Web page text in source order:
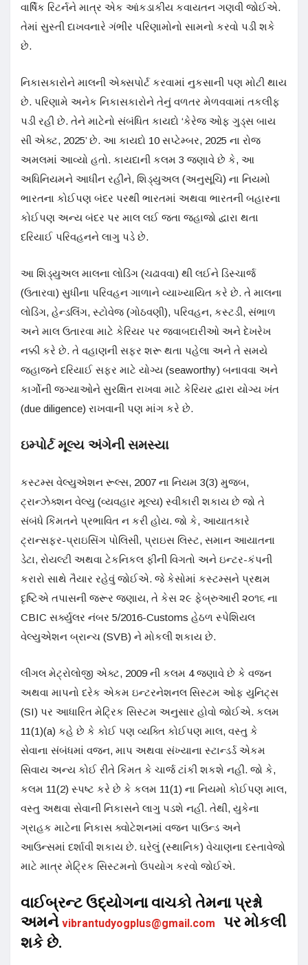
વાર્ષિક રિટર્નને માત્ર એક આંકડાકીય કવાયતન ગણવી જોઈએ.
તેમાં સુસ્તી દાખવનારે ગંભીર પરિણામોનો સામનો કરવો પડી શકે
છે.
નિકાસકારોને માલની એક્સપોર્ટ કરવામાં નુકસાની પણ મોટી થાય
છે. પરિણામે અનેક નિકાસકારોને તેનું વળતર મેળવવામાં તકલીફ
પડી રહી છે. તેને માટેનો સંબંધિત કાયદો ‘કેરેજ ઓફ ગુડ્સ બાય
સી એક્ટ, 2025’ છે. આ કાયદો 10 સપ્ટેમ્બર, 2025 ના રોજ
અમલમાં આવ્યો હતો. કાયદાની કલમ 3 જણાવે છે કે, આ
અધિનિયમને આધીન રહીને, શિડ્યુઅલ (અનુસૂચિ) ના નિયમો
ભારતના કોઈપણ બંદર પરથી ભારતમાં અથવા ભારતની બહારના
કોઈપણ અન્ય બંદર પર માલ લઈ જતા જહાજો દ્વારા થતા
દરિયાઈ પરિવહનને લાગુ પડે છે.
આ શિડ્યુઅલ માલના લોડિંગ (ચઢાવવા) થી લઈને ડિસ્ચાર્જ
(ઉતારવા) સુધીના પરિવહન ગાળાને વ્યાખ્યાયિત કરે છે. તે માલના
લોડિંગ, હેન્ડલિંગ, સ્ટોવેજ (ગોઠવણી), પરિવહન, કસ્ટડી, સંભાળ
અને માલ ઉતારવા માટે કેરિયર પર જવાબદારીઓ અને દેખરેખ
નક્કી કરે છે. તે વહાણની સફર શરૂ થતા પહેલા અને તે સમયે
જહાજને દરિયાઈ સફર માટે યોગ્ય (seaworthy) બનાવવા અને
કાર્ગોની જગ્યાઓને સુરક્ષિત રાખવા માટે કેરિયર દ્વારા યોગ્ય ખંત
(due diligence) રાખવાની પણ માંગ કરે છે.
ઇમ્પોર્ટ મૂલ્ય અંગેની સમસ્યા
કસ્ટમ્સ વેલ્યુએશન રૂલ્સ, 2007 ના નિયમ 3(3) મુજબ,
ટ્રાન્ઝેક્શન વેલ્યુ (વ્યવહાર મૂલ્ય) સ્વીકારી શકાય છે જો તે
સંબંધે કિંમતને પ્રભાવિત ન કરી હોય. જો કે, આયાતકારે
ટ્રાન્સફર-પ્રાઇસિંગ પોલિસી, પ્રાઇસ લિસ્ટ, સમાન આયાતના
ડેટા, રોયલ્ટી અથવા ટેકનિકલ ફીની વિગતો અને ઇન્ટર-કંપની
કરારો સાથે તૈયાર રહેવું જોઈએ. જે કેસોમાં કસ્ટમ્સને પ્રથમ
દૃષ્ટિએ તપાસની જરૂર જણાય, તે કેસ ૨૯ ફેબ્રુઆરી ૨૦૧૬ ના
CBIC સર્ક્યુલર નંબર 5/2016-Customs હેઠળ સ્પેશિયલ
વેલ્યુએશન બ્રાન્ચ (SVB) ને મોકલી શકાય છે.
લીગલ મેટ્રોલોજી એક્ટ, 2009 ની કલમ 4 જણાવે છે કે વજન
અથવા માપનો દરેક એકમ ઇન્ટરનેશનલ સિસ્ટમ ઓફ યુનિટ્સ
(SI) પર આધારિત મેટ્રિક સિસ્ટમ અનુસાર હોવો જોઈએ. કલમ
11(1)(a) કહે છે કે કોઈ પણ વ્યક્તિ કોઈપણ માલ, વસ્તુ કે
સેવાના સંબંધમાં વજન, માપ અથવા સંખ્યાના સ્ટાન્ડર્ડ એકમ
સિવાય અન્ય કોઈ રીતે કિંમત કે ચાર્જ ટાંકી શકશે નહીં. જો કે,
કલમ 11(2) સ્પષ્ટ કરે છે કે કલમ 11(1) ના નિયમો કોઈપણ માલ,
વસ્તુ અથવા સેવાની નિકાસને લાગુ પડશે નહીં. તેથી, યુકેના
ગ્રાહક માટેના નિકાસ ક્વોટેશનમાં વજન પાઉન્ડ અને
આઉન્સમાં દર્શાવી શકાય છે. ઘરેલું (સ્થાનિક) વેચાણના દસ્તાવેજો
માટે માત્ર મેટ્રિક સિસ્ટમનો ઉપયોગ કરવો જોઈએ.
વાઈબ્રન્ટ ઉદ્યોગના વાચકો તેમના પ્રશ્નો
અમનેvibrantudyogplus@gmail.com પર મોકલી
શકે છે.